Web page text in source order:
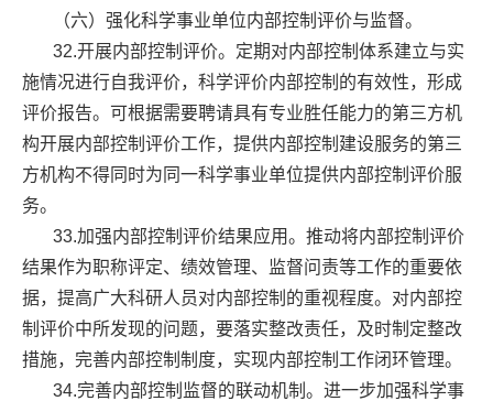
（六）强化科学事业单位内部控制评价与监督。
32.开展内部控制评价。定期对内部控制体系建立与实
施情况进行自我评价，科学评价内部控制的有效性，形成
评价报告。可根据需要聘请具有专业胜任能力的第三方机
构开展内部控制评价工作，提供内部控制建设服务的第三
方机构不得同时为同一科学事业单位提供内部控制评价服
务。
33.加强内部控制评价结果应用。推动将内部控制评价
结果作为职称评定、绩效管理、监督问责等工作的重要依
据，提高广大科研人员对内部控制的重视程度。对内部控
制评价中所发现的问题，要落实整改责任，及时制定整改
措施，完善内部控制制度，实现内部控制工作闭环管理。
34.完善内部控制监督的联动机制。进一步加强科学事